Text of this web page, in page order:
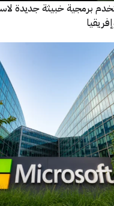
خبيثة جديدة